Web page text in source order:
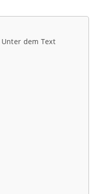
dem Text